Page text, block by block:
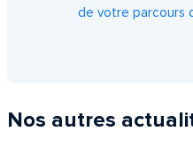
de votre parcours
Nos autres